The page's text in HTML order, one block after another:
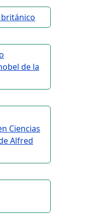
británico
de la
Ciencias
Alfred